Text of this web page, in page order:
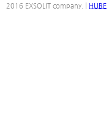
2016 EXSOLIT company. | HUBE